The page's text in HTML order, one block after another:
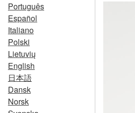
Português
Español
Italiano
Polski
Lietuvių
English
日本語
Dansk
Norsk